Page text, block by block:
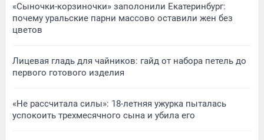
«Сыночки-корзиночки» заполонили Екатеринбург:
почему уральские парни массово оставили жен без
цветов
Лицевая гладь для чайников: гайд от набора петель до
первого готового изделия
«Не рассчитала силы»: 18-летняя ужурка пыталась
успокоить трехмесячного сына и убила его